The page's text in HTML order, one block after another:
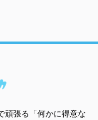
頑張る「何かに得意な